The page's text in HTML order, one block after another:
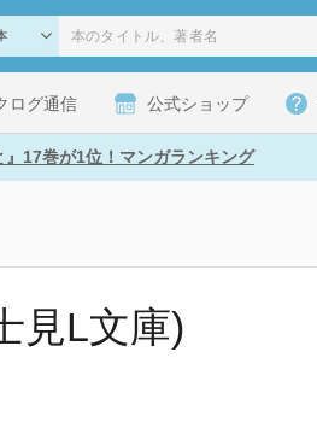
ログ通信 公式ショップ
17巻が1位！マンガランキング
見L文庫)